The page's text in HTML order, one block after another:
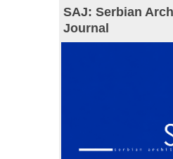
SAJ: Serbian
Journal